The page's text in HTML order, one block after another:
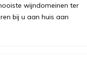
wijndomeinen ter
bij u aan huis aan